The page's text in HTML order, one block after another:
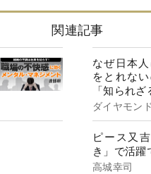
関連記事
なぜ日本
をとれな
「知られ
ダイヤモン
ピース又
き」で活躍
高城幸司